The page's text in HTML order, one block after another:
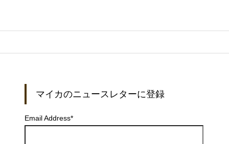
マイカのニュースレターに登録
Email Address*